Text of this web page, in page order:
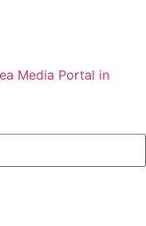
Media Portal in